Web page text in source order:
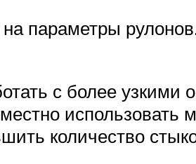
параметры
с более узкими
количество